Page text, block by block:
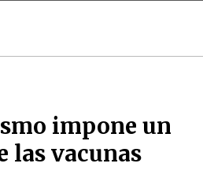
impone un
las vacunas